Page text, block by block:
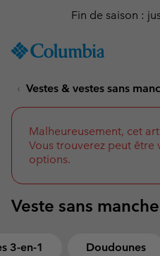
TO
SKIP
NAV
SKIP
TO
SEARCH
Remise de 10
Vestes & vestes sans
Malheureusement, cet
Vous trouverez peut
options.
Veste sans
3-en-1 Doudounes